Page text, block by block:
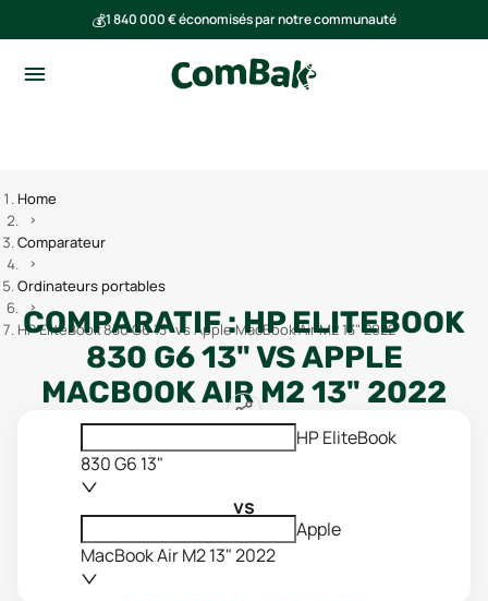
💰1 840 000 € économisés par notre communauté
Home
Comparateur
Ordinateurs portables
HP EliteBook 830 G6 13" vs Apple MacBook Air M2 13" 2022
COMPARATIF :HP ELITEBOOK
830 G6 13"VSAPPLE
MACBOOK AIR M2 13" 2022
HP EliteBook
830 G6 13"
vs
Apple
MacBook Air M2 13" 2022